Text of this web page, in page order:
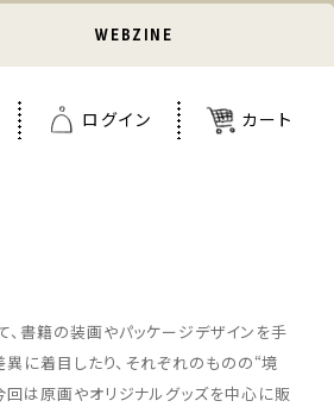
WEBZINE
、書籍の装画やパッケージデザインを手
異に着目したり、それぞれのものの“境
回は原画やオリジナルグッズを中心に販